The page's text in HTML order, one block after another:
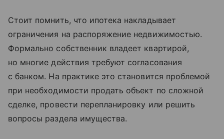
Стоит помнить, что ипотека накладывает
ограничения на распоряжение недвижимостью.
Формально собственник владеет квартирой,
но многие действия требуют согласования
с банком. На практике это становится проблемой
при необходимости продать объект по сложной
сделке, провести перепланировку или решить
вопросы раздела имущества.